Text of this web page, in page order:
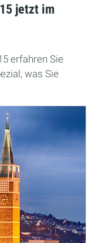
jetzt im
erfahren Sie
was Sie